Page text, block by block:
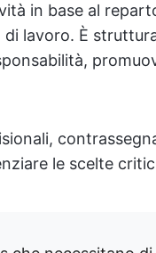
in base al
lavoro. È
le scelte